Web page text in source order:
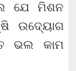
ଯେ ମିଶନ
ଉଦ୍ୟୋଗ
ଭଲ କାମ